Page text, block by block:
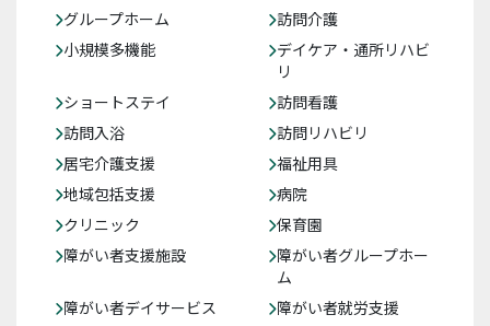
グループホーム
訪問介護
小規模多機能
デイケア・通所リハビ
リ
ショートステイ
訪問看護
訪問入浴
訪問リハビリ
居宅介護支援
福祉用具
地域包括支援
病院
クリニック
保育園
障がい者支援施設
障がい者グループホー
ム
障がい者デイサービス
障がい者就労支援